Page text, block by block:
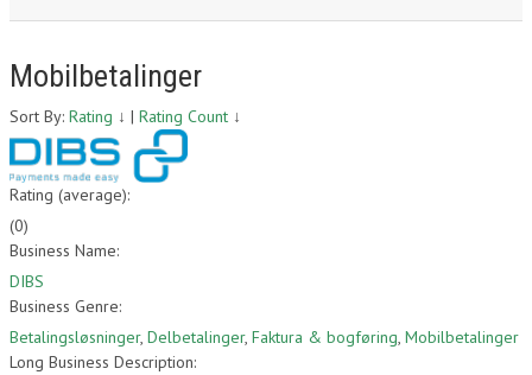
Mobilbetalinger
Sort By: Rating ↓ | Rating Count ↓
Rating (average):
(0)
Business Name:
DIBS
Business Genre:
Betalingsløsninger, Delbetalinger, Faktura & bogføring, Mobilbetalinger
Long Business Description: